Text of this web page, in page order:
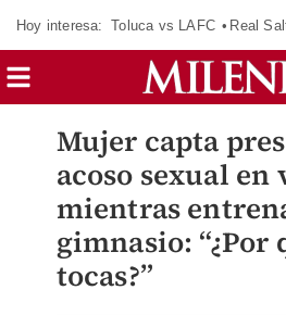
Hoy interesa: Toluca vs LAFC Real
Mujer capta
acoso sexual en
mientras
gimnasio: “¿Por
tocas?”